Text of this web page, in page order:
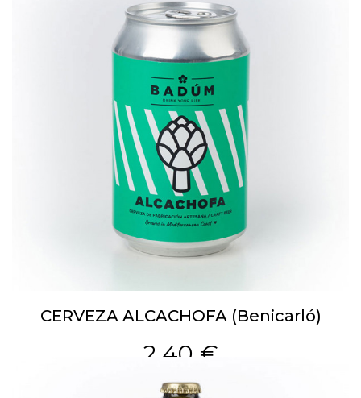
CERVEZA ALCACHOFA (Benicarló)
2,40 €